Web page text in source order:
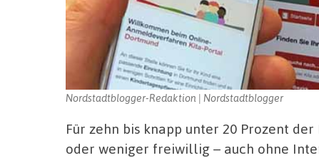
Nordstadtblogger-Redaktion | Nordstadtblogger
Für zehn bis knapp unter 20 Prozent
oder weniger freiwillig – auch ohne